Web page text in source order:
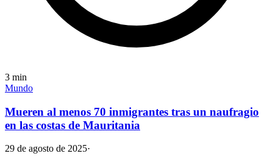
3 min
Mundo
Mueren al menos 70 inmigrantes tras un naufragio
en las costas de Mauritania
29 de agosto de 2025·